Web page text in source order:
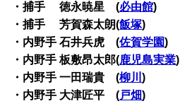
・捕手 徳永暁星 (必由館)
・捕手 芳賀森太朗(飯塚)
・内野手 石井兵虎 (佐賀学園)
・内野手 板敷昂太郎(鹿児島実業)
・内野手 一田瑞貴 (柳川)
・内野手 大津匠平 (戸畑)